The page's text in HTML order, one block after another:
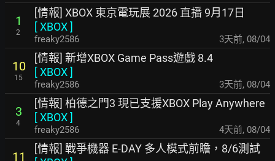
1
2
[情報] XBOX 東京電玩展 2026 直播 9月17日
[XBOX]
freaky2586 3天前, 08/04
10
15
[情報] 新增XBOX Game Pass遊戲 8.4
[XBOX]
freaky2586 3天前, 08/04
3
4
[情報] 柏德之門3 現已支援XBOX Play Anywhere
[XBOX]
freaky2586 4天前, 08/04
11
[情報] 戰爭機器 E-DAY 多人模式前瞻，8/6測試